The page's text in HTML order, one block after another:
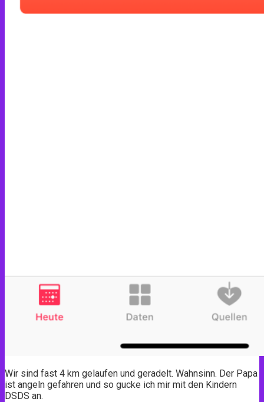
Wir sind fast 4 km gelaufen und geradelt. Wahnsinn. Der Papa
ist angeln gefahren und so gucke ich mir mit den Kindern
DSDS an.